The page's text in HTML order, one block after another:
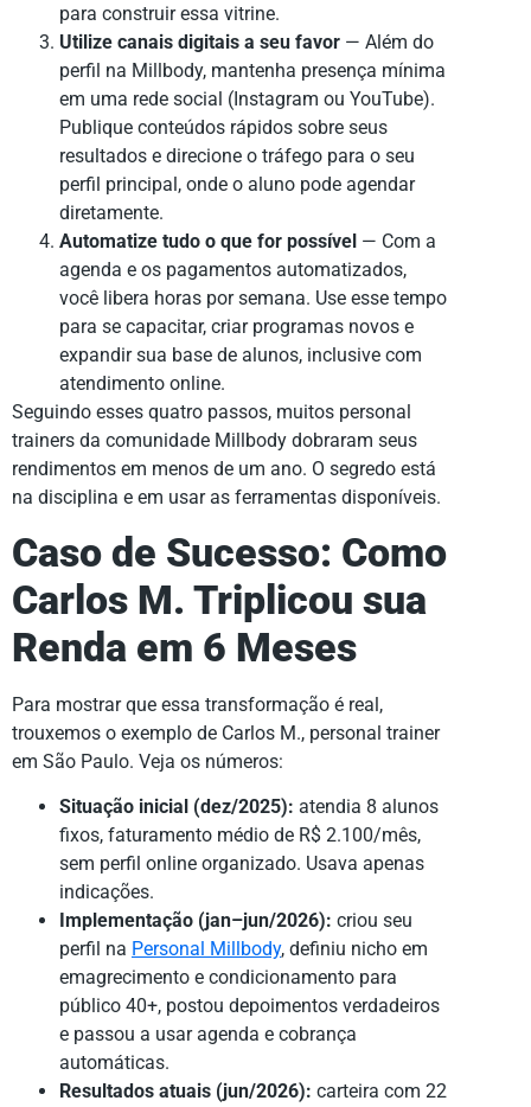
para construir essa vitrine.
Utilize canais digitais a seu favor — Além do
perfil na Millbody, mantenha presença mínima
em uma rede social (Instagram ou YouTube).
Publique conteúdos rápidos sobre seus
resultados e direcione o tráfego para o seu
perfil principal, onde o aluno pode agendar
diretamente.
Automatize tudo o que for possível — Com a
agenda e os pagamentos automatizados,
você libera horas por semana. Use esse tempo
para se capacitar, criar programas novos e
expandir sua base de alunos, inclusive com
atendimento online.
Seguindo esses quatro passos, muitos personal
trainers da comunidade Millbody dobraram seus
rendimentos em menos de um ano. O segredo está
na disciplina e em usar as ferramentas disponíveis.
Caso de Sucesso: Como
Carlos M. Triplicou sua
Renda em 6 Meses
Para mostrar que essa transformação é real,
trouxemos o exemplo de Carlos M., personal trainer
em São Paulo. Veja os números:
Situação inicial (dez/2025): atendia 8 alunos
fixos, faturamento médio de R$ 2.100/mês,
sem perfil online organizado. Usava apenas
indicações.
Implementação (jan–jun/2026): criou seu
perfil na Personal Millbody, definiu nicho em
emagrecimento e condicionamento para
público 40+, postou depoimentos verdadeiros
e passou a usar agenda e cobrança
automáticas.
Resultados atuais (jun/2026): carteira com 22